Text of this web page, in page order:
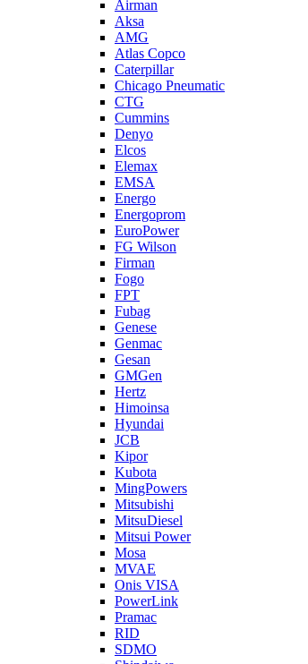
Airman
Aksa
AMG
Atlas Copco
Caterpillar
Chicago Pneumatic
CTG
Cummins
Denyo
Elcos
Elemax
EMSA
Energo
Energoprom
EuroPower
FG Wilson
Firman
Fogo
FPT
Fubag
Genese
Genmac
Gesan
GMGen
Hertz
Himoinsa
Hyundai
JCB
Kipor
Kubota
MingPowers
Mitsubishi
MitsuDiesel
Mitsui Power
Mosa
MVAE
Onis VISA
PowerLink
Pramac
RID
SDMO